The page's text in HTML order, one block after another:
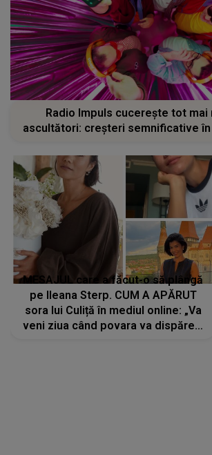
Radio Impuls cucerește tot mai
ascultători: creșteri semnificative în
MESAJUL care a făcut-o să plângă
pe Ileana Sterp. CUM A APĂRUT
sora lui Culiță în mediul online: „Va
veni ziua când povara va dispărea,